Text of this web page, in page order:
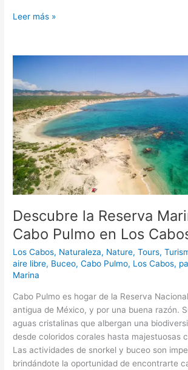
Leer más »
Descubre la Reserva
Cabo Pulmo en Los
Los Cabos, Naturaleza, Nature,Tours,
aire libre, Buceo,Cabo Pulmo, Los Cabos,
Marina
Cabo Pulmo es hogar de la Reserva
antigua de México, y por una buena razón.
aguas cristalinas que albergan una
desde coloridos corales hasta majestuosas
Las actividades de snorkel y buceo son
brindándote la oportunidad de encontrarte
Descubre
Reserva
Marina
de
Cabo
Pulmo
en
Los
Cabos